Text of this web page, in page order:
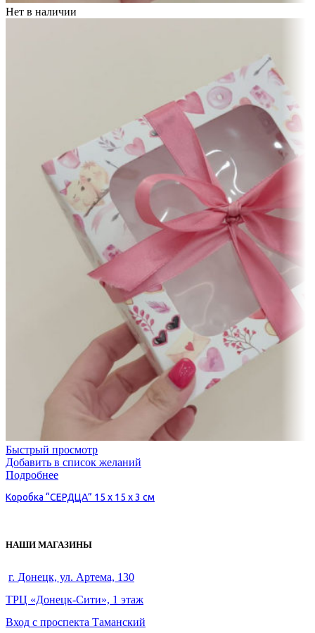
Нет в наличии
Быстрый просмотр
Добавить в список желаний
Подробнее
Коробка “СЕРДЦА” 15 х 15 х 3 см
НАШИ МАГАЗИНЫ
г. Донецк, ул. Артема, 130
ТРЦ «Донецк-Сити», 1 этаж
Вход с проспекта Таманский